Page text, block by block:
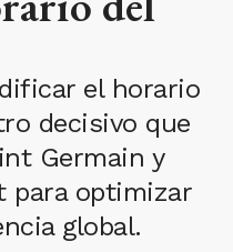
el horario
decisivo que
Germain y
para optimizar
global.